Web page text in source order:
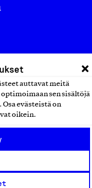
auttavat meitä
sen sisältöjä
evästeistä on
oikein.